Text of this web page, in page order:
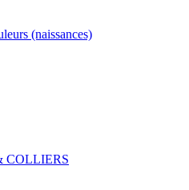
(naissances)
COLLIERS